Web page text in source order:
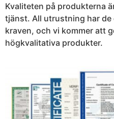
Kvaliteten på produkterna
tjänst. All utrustning har
kraven, och vi kommer att
högkvalitativa produkter.